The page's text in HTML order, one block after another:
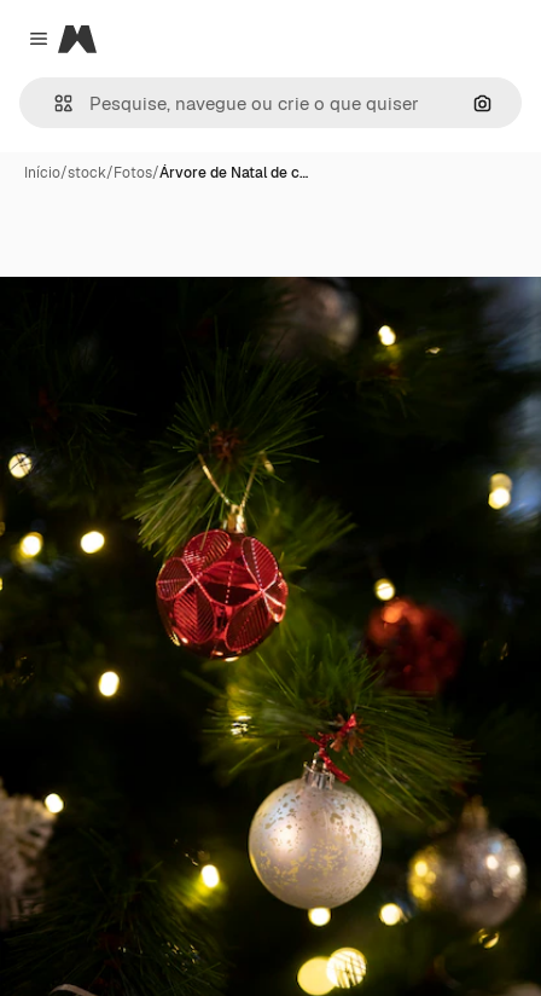
Close menu
Magnific
Início/stock/Fotos/Árvore de Natal de c…